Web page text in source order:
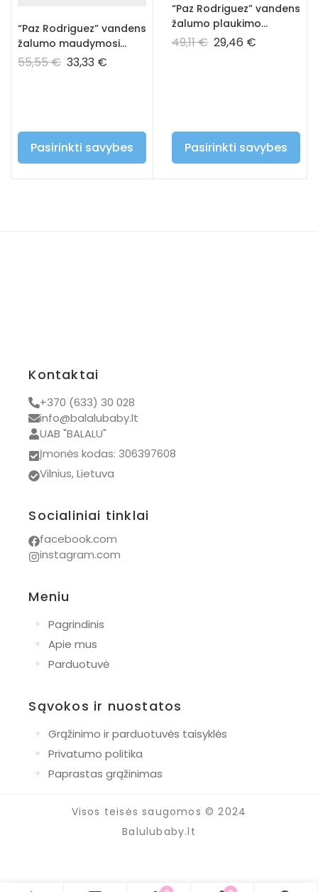
“Paz Rodriguez” vandens
žalumo maudymosi
kostiumėlis
55,55€ 33,33 €
Pasirinkti savybes
“Paz Rodriguez” vandens
žalumo plaukimo
kelnaitės
49,11€ 29,46 €
Pasirinkti savybes
Kontaktai
+370 (633) 30 028
info@balalubaby.lt
UAB "BALALU"
Įmonės kodas: 306397608
Vilnius, Lietuva
Socialiniai tinklai
facebook.com
instagram.com
Meniu
◦
Pagrindinis
◦ Apie mus
◦ Parduotuvė
Sąvokos ir nuostatos
◦
Grąžinimo ir parduotuvės taisyklės
◦ Privatumo politika
◦ Paprastas grąžinimas
Visos teisės saugomos © 2024
Balulubaby.lt